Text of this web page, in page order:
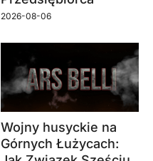
2026-08-06
Wojny husyckie na
Górnych Łużycach: